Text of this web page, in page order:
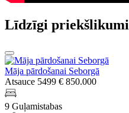
Līdzīgi priekšlikumi
Māja pārdošanai Seborgā
Atsauce 5499 € 850.000
9 Guļamistabas